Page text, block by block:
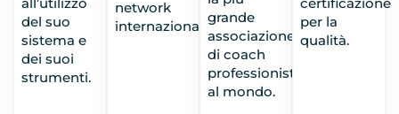
all’utilizzo
del suo
sistema e
dei suoi
strumenti.
network
internazionale.
grande
associazione
di coach
professionisti
al mondo.
certificazione
per la
qualità.